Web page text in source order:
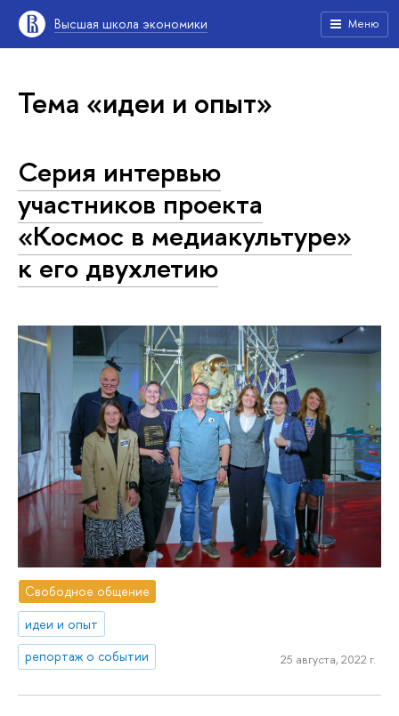
Высшая школа экономики Меню
Тема «идеи и опыт»
Серия интервью
участников проекта
«Космос в медиакультуре»
к его двухлетию
Свободное общение
идеи и опыт
репортаж о событии
25 августа, 2022 г.